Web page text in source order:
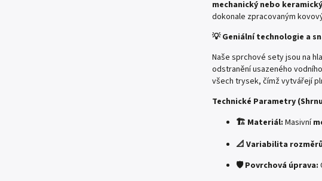
mechanický nebo
dokonale zpracovaným
💡 Geniální technologie a
Naše sprchové sety jsou na
odstranění usazeného
všech trysek, čímž vytvářejí
Technické Parametry
🏗️ Materiál: Masivní
📐 Variabilita
🛡️ Povrchová úprava: